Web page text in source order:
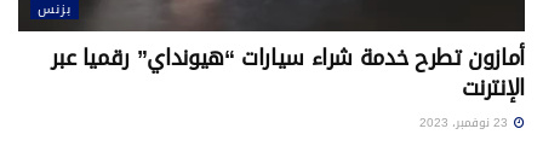
بزنس
أمازون تطرح خدمة شراء سيارات “هيونداي” رقميا عبر
الإنترنت